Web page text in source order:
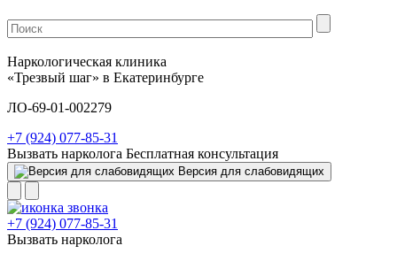
Наркологическая клиника
«Трезвый шаг» в Екатеринбурге
ЛО-69-01-002279
+7 (924) 077-85-31
Вызвать нарколога Бесплатная консультация
Версия для слабовидящих
+7 (924) 077-85-31
Вызвать нарколога